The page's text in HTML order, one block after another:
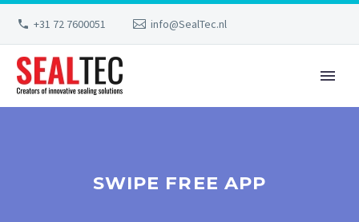
+31 72 7600051 info@SealTec.nl
SWIPE FREE APP